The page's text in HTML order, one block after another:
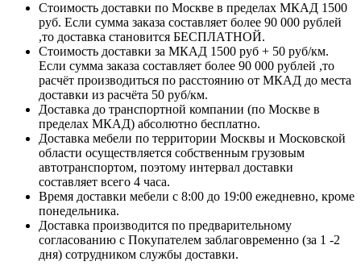
Стоимость доставки по Москве в пределах МКАД 1500
руб. Если сумма заказа составляет более 90 000 рублей
,то доставка становится БЕСПЛАТНОЙ.
Стоимость доставки за МКАД 1500 руб + 50 руб/км.
Если сумма заказа составляет более 90 000 рублей ,то
расчёт производиться по расстоянию от МКАД до места
доставки из расчёта 50 руб/км.
Доставка до транспортной компании (по Москве в
пределах МКАД) абсолютно бесплатно.
Доставка мебели по территории Москвы и Московской
области осуществляется собственным грузовым
автотранспортом, поэтому интервал доставки
составляет всего 4 часа.
Время доставки мебели с 8:00 до 19:00 ежедневно, кроме
понедельника.
Доставка производится по предварительному
согласованию с Покупателем заблаговременно (за 1 -2
дня) сотрудником службы доставки.